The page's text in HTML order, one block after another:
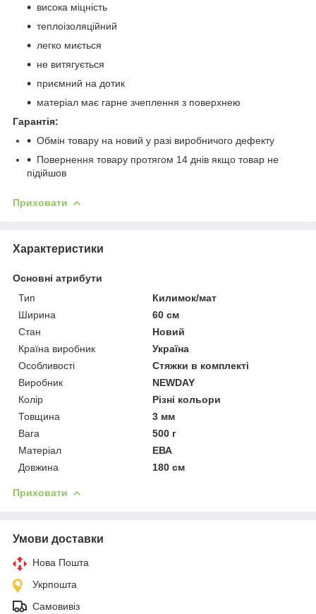
висока міцність
теплоізоляційний
легко миється
не витягується
приємний на дотик
матеріал має гарне зчеплення з поверхнею
Гарантія:
Обмін товару на новий у разі виробничого дефекту
Повернення товару протягом 14 днів якщо товар не
підійшов
Приховати
Характеристики
Основні атрибути
Тип
Килимок/мат
Ширина
60 см
Стан
Новий
Країна виробник
Україна
Особливості
Стяжки в комплекті
Виробник
NEWDAY
Колір
Різні кольори
Товщина
3 мм
Вага
500 г
Матеріал
ЕВА
Довжина
180 см
Приховати
Умови доставки
Нова Пошта
Укрпошта
Самовивіз